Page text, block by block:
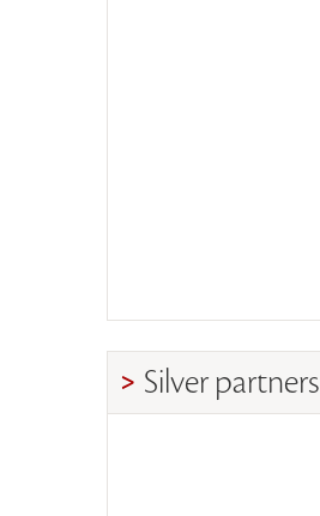
Silver partners